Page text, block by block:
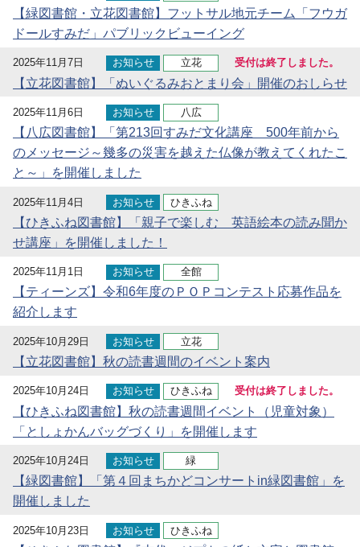
【緑図書館・立花図書館】フットサル地元チーム「フウガ
ドールすみだ」パブリックビューイング
2025年11月7日 お知らせ 立花 受付は終了しました。
【立花図書館】「ぬいぐるみおとまり会」開催のおしらせ
2025年11月6日 お知らせ 八広
【八広図書館】「第213回すみだ文化講座 500年前から
のメッセージ～幾多の災害を越えた仏像が教えてくれたこ
と～」を開催しました
2025年11月4日 お知らせ ひきふね
【ひきふね図書館】「親子で楽しむ 英語絵本の読み聞か
せ講座」を開催しました！
2025年11月1日 お知らせ 全館
【ティーンズ】令和6年度のＰＯＰコンテスト応募作品を
紹介します
2025年10月29日 お知らせ 立花
【立花図書館】秋の読書週間のイベント案内
2025年10月24日 お知らせ ひきふね 受付は終了しました。
【ひきふね図書館】秋の読書週間イベント（児童対象）
「としょかんバッグづくり」を開催します
2025年10月24日 お知らせ 緑
【緑図書館】「第４回まちかどコンサートin緑図書館」を
開催しました
2025年10月23日 お知らせ ひきふね